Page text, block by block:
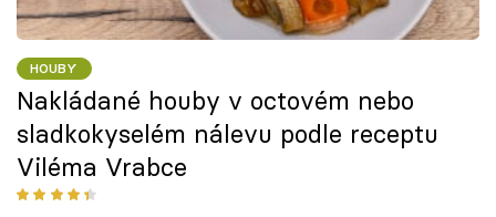
HOUBY
Nakládané houby v octovém nebo
sladkokyselém nálevu podle receptu
Viléma Vrabce